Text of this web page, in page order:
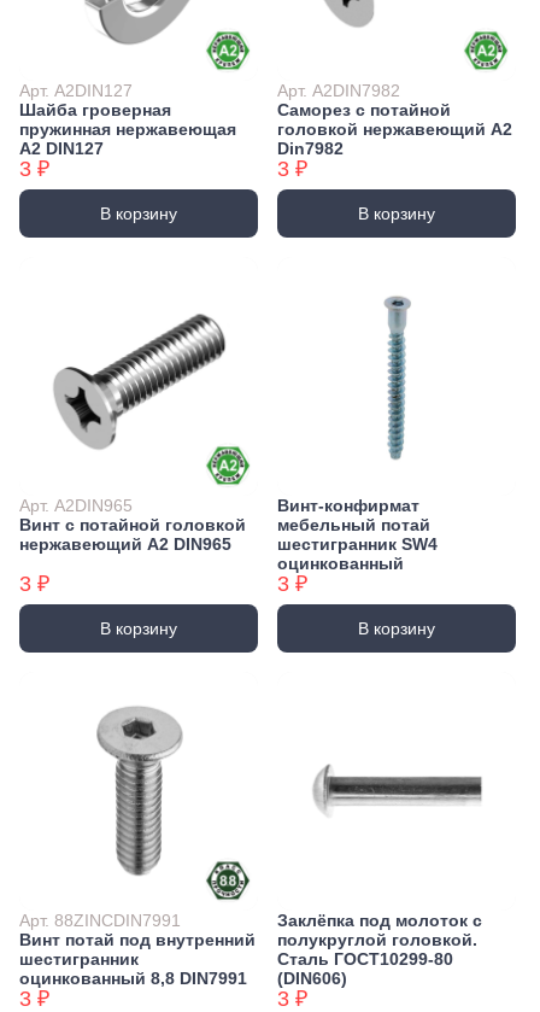
Арт. А2DIN127
Шайба гроверная
пружинная нержавеющая
А2 DIN127
3 ₽
В корзину
Арт. А2DIN7982
Саморез с потайной
головкой нержавеющий А2
Din7982
3 ₽
В корзину
Арт. А2DIN965
Винт с потайной головкой
нержавеющий А2 DIN965
3 ₽
В корзину
Винт-конфирмат
мебельный потай
шестигранник SW4
оцинкованный
3 ₽
В корзину
Арт. 88ZINCDIN7991
Винт потай под внутренний
шестигранник
оцинкованный 8,8 DIN7991
3 ₽
Заклёпка под молоток с
полукруглой головкой.
Сталь ГОСТ10299-80
(DIN606)
3 ₽